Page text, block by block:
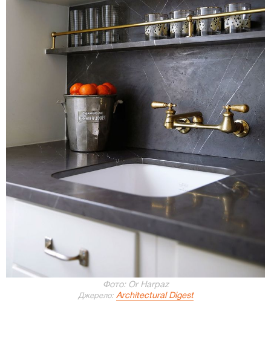
Фото: Or Harpaz
Джерело: Architectural Digest